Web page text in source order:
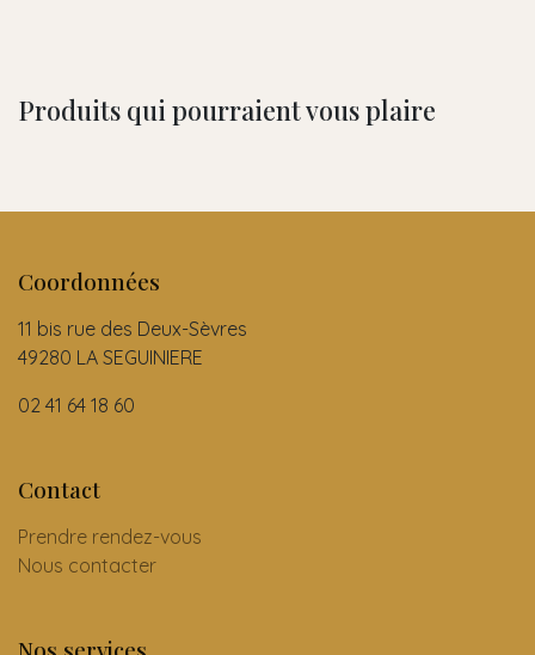
Produits qui pourraient vous plaire
Coordonnées
11 bis rue des Deux-Sèvres
49280 LA SEGUINIERE
02 41 64 18 60
Contact
Prendre rendez-vous
Nous contacter